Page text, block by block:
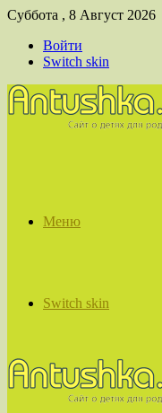
Суббота , 8 Август 2026
Войти
Switch skin
Меню
Switch skin